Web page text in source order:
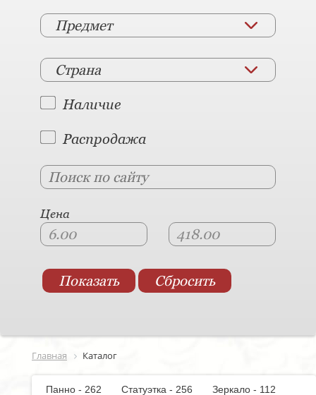
Предмет
Страна
Наличие
Распродажа
Цена
Главная Каталог
Панно - 262 Статуэтка - 256
Зеркало - 112